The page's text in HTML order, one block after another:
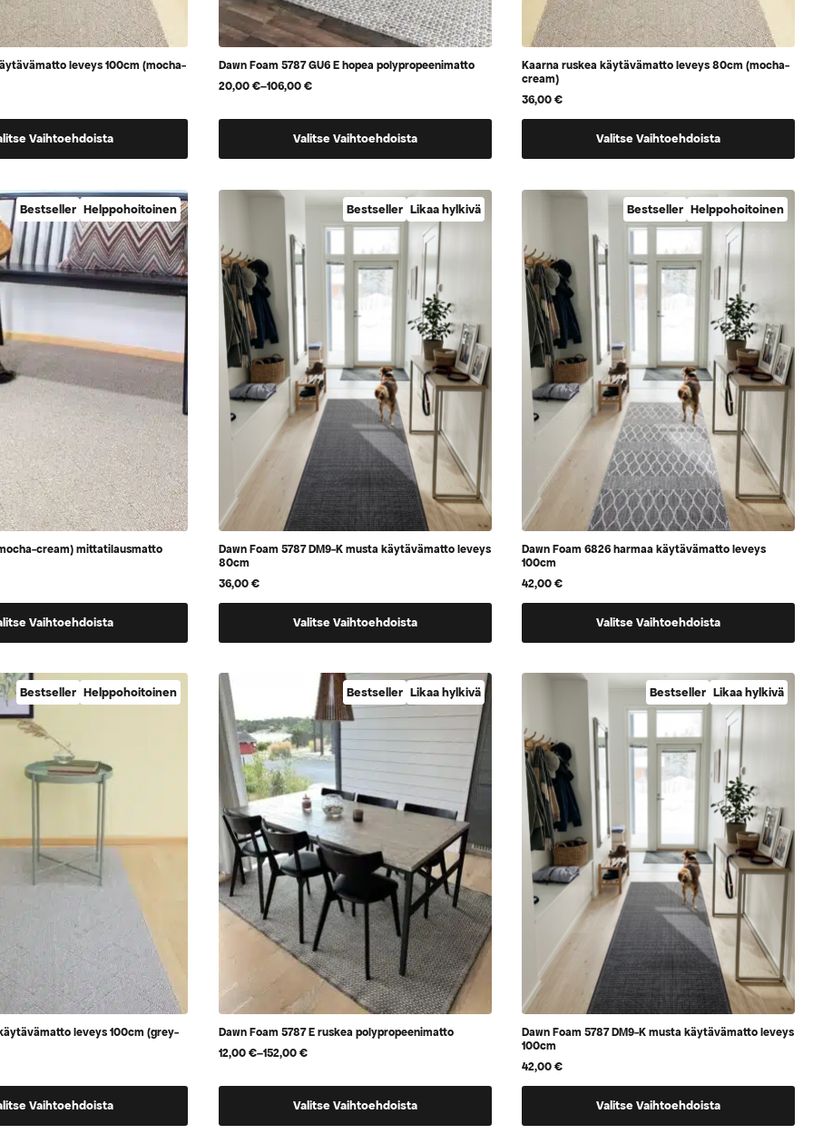
leveys 100cm (mocha-
Vaihtoehdoista
Dawn Foam 5787 GU6 E hopea polypropeenimatto
20,00€–106,00€
Hintaluokka:
-
Valitse Vaihtoehdoista
tuotteella
useampi
Voit
tehdä
valinnat
tuotteen
sivulla.
Kaarna ruskea käytävämatto leveys 80cm (mocha-
cream)
36,00€
Valitse Vaihtoehdoista
tuotteella
vaihtoehtoja,
voidaan
valita
tuotteen
sivulla
Bestseller Helppohoitoinen
cream) mittatilausmatto
Vaihtoehdoista
Bestseller Likaa hylkivä
Dawn Foam 5787 DM9-K musta käytävämatto leveys
80cm
36,00€
Valitse Vaihtoehdoista
tuotteella
vaihtoehtoja,
jotka
voidaan
valita
tuotteen
sivulla
Bestseller Helppohoitoinen
Dawn Foam 6826 harmaa käytävämatto leveys
100cm
42,00€
Valitse Vaihtoehdoista
tuotteella
vaihtoehtoja,
voidaan
valita
tuotteen
sivulla
Bestseller Helppohoitoinen
leveys 100cm (grey-
Vaihtoehdoista
Bestseller Likaa hylkivä
Dawn Foam 5787 E ruskea polypropeenimatto
12,00€–152,00€
Hintaluokka:
-
Valitse Vaihtoehdoista
tuotteella
Bestseller Likaa hylkivä
Dawn Foam 5787 DM9-K musta käytävämatto leveys
100cm
42,00€
Valitse Vaihtoehdoista
tuotteella